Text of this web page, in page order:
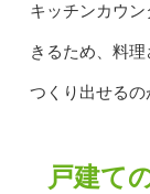
キッチンカウ
きるため、料
つくり出せるの
戸建て